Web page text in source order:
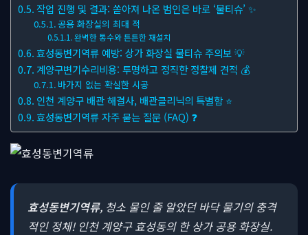
작업 진행 및 결과: 쏟아져 나온 범인은 바로 ‘물티슈’ ✨
공용 화장실의 최대 적
완벽한 통수와 튼튼한 재설치
효성동변기역류 예방: 상가 화장실 물티슈 주의보 💡
계양구변기수리비용: 투명하고 정직한 정찰제 견적 💰
바가지 없는 확실한 시공
인천 계양구 배관 해결사, 배관클리닉의 특별함 ⭐
효성동변기역류 자주 묻는 질문 (FAQ) ❓
효성동변기역류, 청소 물인 줄 알았던 바닥 물기의 충격
적인 정체! 인천 계양구 효성동의 한 상가 공용 화장실.